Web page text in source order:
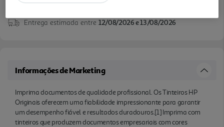
verificar stock em loja >
Entrega estimada entre 12/08/2026 e 13/08/2026
Informações de Marketing
Imprima documentos de qualidade profissional. Os Tinteiros HP
Originais oferecem uma fiabilidade impressionante para garantir
um desempenho fiável e resultados duradouros.[1] Imprima com
tinteiros que produzem documentos empresariais com cores